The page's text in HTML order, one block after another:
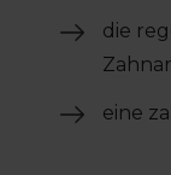
die
eine